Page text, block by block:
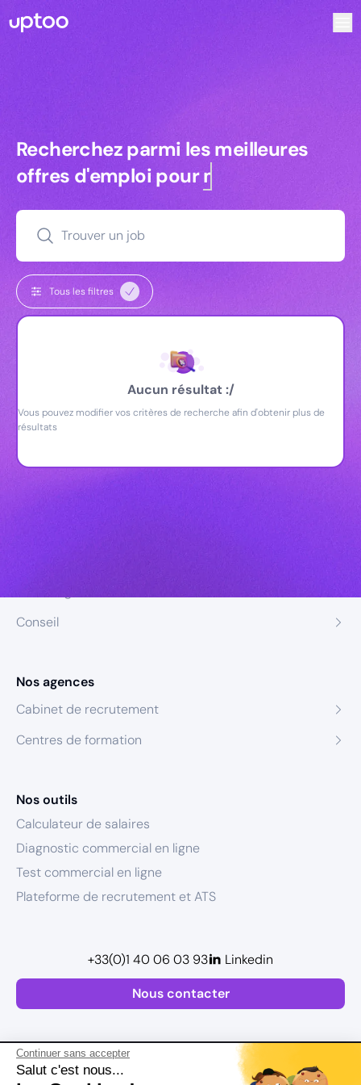
Continuer sans accepter
Salut c'est nous...
Recherchez parmi les meilleures
Recherchez parmi les meilleures
offres d'emploi pourmanagers
Trouver un job
Tous les filtres
Aucun résultat :/
Vous pouvez modifier vos critères de recherche afin d'obtenir plus de
résultats
Conseil
Nos agences
Cabinet de recrutement
Centres de formation
Nos outils
Calculateur de salaires
Diagnostic commercial en ligne
Test commercial en ligne
Plateforme de recrutement et ATS
Nous contacter
+33(0)1 40 06 03 93 Linkedin